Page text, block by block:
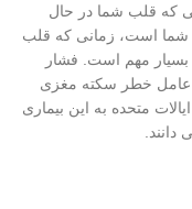
که قلب شما در حال
شما است، زمانی که قلب
مهم است. فشار
عامل خطر سکته مغزی
متحده به این بیماری